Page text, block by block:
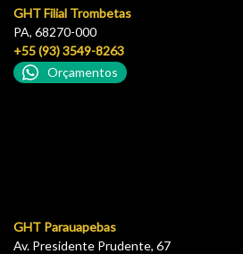
GHT Filial Trombetas
PA, 68270-000
+55 (93) 3549-8263
Orçamentos
GHT Parauapebas
Av. Presidente Prudente, 67